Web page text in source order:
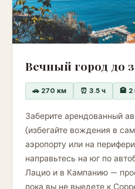
Вечный город до
🚗 270 км ⏰ 3.5 ч 🏨 2
Заберите арендованный
(избегайте вождения в
аэропорту или на
направьтесь на юг по
Лацио и в Кампанию —
пока вы не выедете к